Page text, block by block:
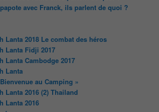
avec Franck, ils parlent de quoi ?
Lanta 2018 Le combat des héros
Lanta Fidji 2017
Lanta Cambodge 2017
Lanta
au Camping »
Lanta 2016 (2) Thailand
Lanta 2016